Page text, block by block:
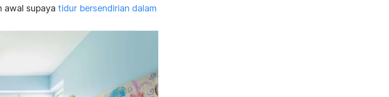
awal supaya tidur bersendirian dalam